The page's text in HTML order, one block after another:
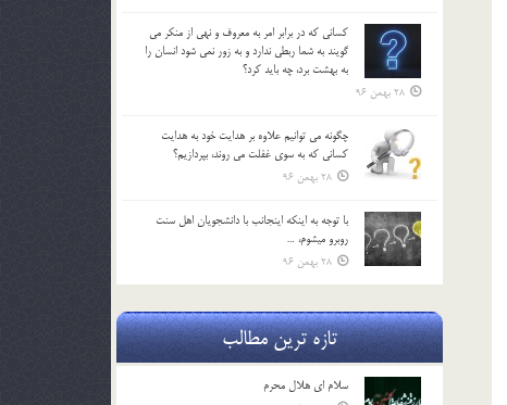
كساني كه در برابر امر به معروف و نهي از منكر مي
گويند به شما ربطي ندارد و به زور نمي شود انسان را
به بهشت برد، چه بايد كرد؟
28 بهمن 96
چگونه مي توانيم علاوه بر هدايت خود به هدايت
كساني كه به سوي غفلت مي روند، بپردازيم؟
28 بهمن 96
با توجه به اينكه اينجانب با دانشجويان اهل سنت
روبرو مي‎شوم، …
28 بهمن 96
تازه ترین مطالب
سلام ای هلال محرم